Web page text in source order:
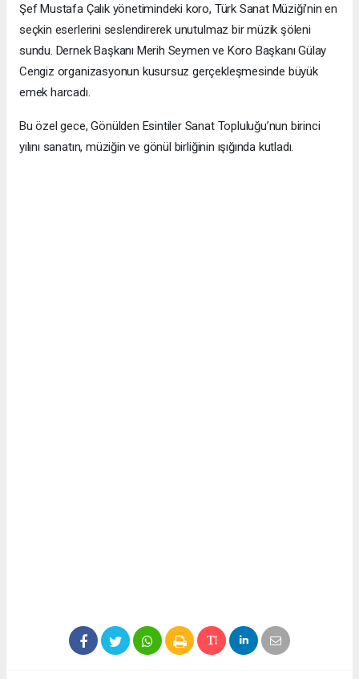
Şef Mustafa Çalık yönetimindeki koro, Türk Sanat Müziği’nin en
seçkin eserlerini seslendirerek unutulmaz bir müzik şöleni
sundu. Dernek Başkanı Merih Seymen ve Koro Başkanı Gülay
Cengiz organizasyonun kusursuz gerçekleşmesinde büyük
emek harcadı.
Bu özel gece, Gönülden Esintiler Sanat Topluluğu’nun birinci
yılını sanatın, müziğin ve gönül birliğinin ışığında kutladı.